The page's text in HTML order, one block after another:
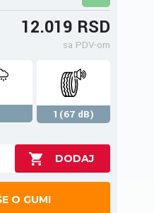
12.019 RSD
sa PDV-om
1(67 dB)
O GUMI